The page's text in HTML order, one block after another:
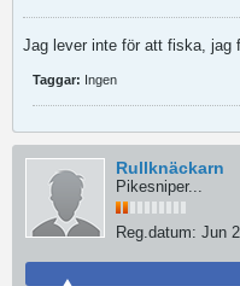
Jag lever inte för att fiska, jag
Taggar: Ingen
Rullknäckarn
Pikesniper...
Reg.datum: Jun